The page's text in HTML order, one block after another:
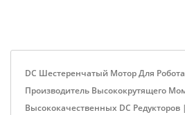
DC Шестеренчатый Мотор Для
Производитель Высококрутящего
Высококачественных DC